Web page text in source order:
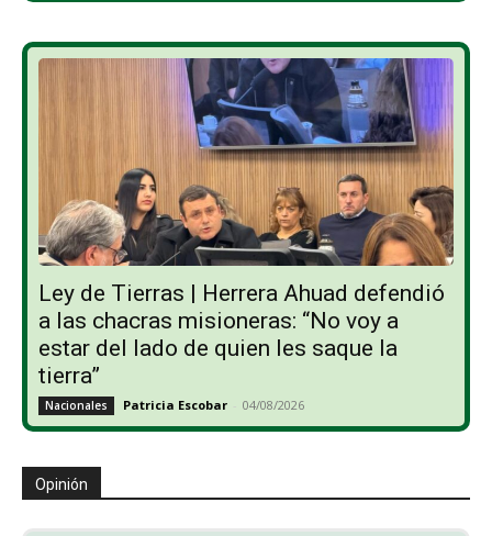
Ley de Tierras | Herrera Ahuad defendió
a las chacras misioneras: “No voy a
estar del lado de quien les saque la
tierra”
Nacionales Patricia Escobar - 04/08/2026
Opinión